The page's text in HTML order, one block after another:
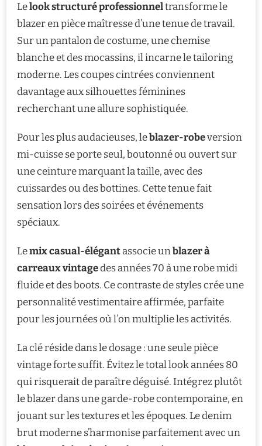
Lelook structuré professionneltransforme le
blazer en pièce maîtresse d’une tenue de travail.
Sur un pantalon de costume, une chemise
blanche et des mocassins, il incarne le tailoring
moderne. Les coupes cintrées conviennent
davantage aux silhouettes féminines
recherchant une allure sophistiquée.
Pour les plus audacieuses, leblazer-robeversion
mi-cuisse se porte seul, boutonné ou ouvert sur
une ceinture marquant la taille, avec des
cuissardes ou des bottines. Cette tenue fait
sensation lors des soirées et événements
spéciaux.
Lemix casual-élégantassocie unblazer à
carreaux vintagedes années 70 à une robe midi
fluide et des boots. Ce contraste de styles crée une
personnalité vestimentaire affirmée, parfaite
pour les journées où l’on multiplie les activités.
La clé réside dans le dosage : une seule pièce
vintage forte suffit. Évitez le total look années 80
qui risquerait de paraître déguisé. Intégrez plutôt
le blazer dans une garde-robe contemporaine, en
jouant sur les textures et les époques. Le denim
brut moderne s’harmonise parfaitement avec un